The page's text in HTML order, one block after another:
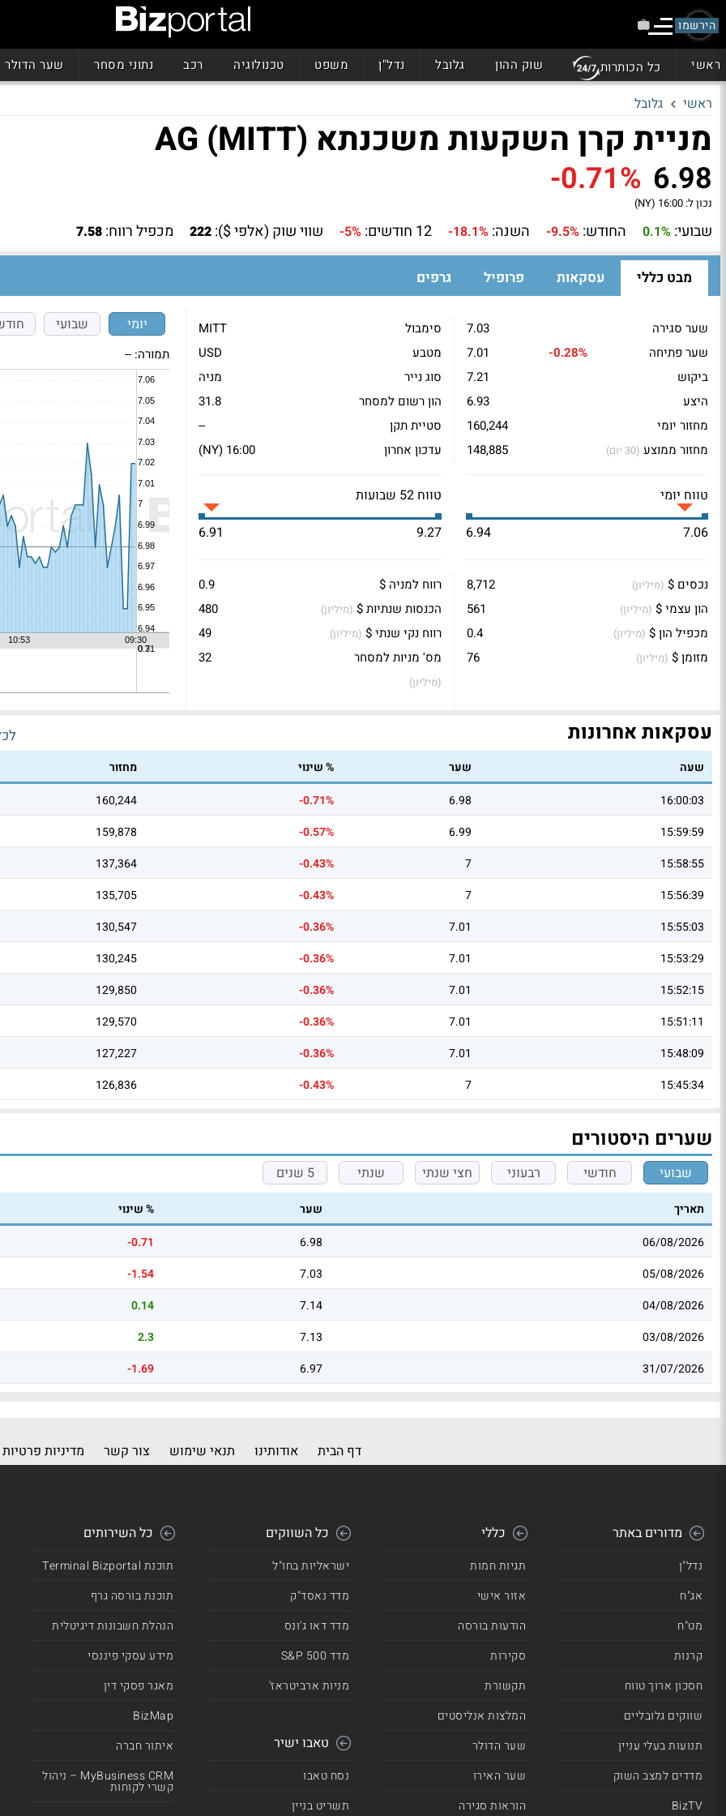
הירשמו
ראשי כל הכותרות שוק ההון גלובל נדל"ן משפט טכנולוגיה רכב נתוני מסחר שער הדולר
ראשי גלובל
מניית קרן השקעות משכנתא AG (MITT)
6.98
-0.71%
נכון ל: 16:00 (NY)
שבועי: 0.1% החודש: -9.5% השנה: -18.1% 12 חודשים: -5% שווי שוק (אלפי $): 222 מכפיל רווח: 7.58
מבט כללי עסקאות פרופיל גרפים
שער סגירה
7.03
שער פתיחה
-0.28%
7.01
ביקוש
7.21
היצע
6.93
מחזור יומי
160,244
מחזור ממוצע (30 יום) 148,885
סימבול
MITT
מטבע
USD
סוג נייר
מניה
הון רשום למסחר
31.8
סטיית תקן
--
עדכון אחרון
16:00 (NY)
טווח יומי
7.06
6.94
טווח 52 שבועות
9.27
6.91
נכסים $ (מיליון)
8,712
הון עצמי $ (מיליון)
561
מכפיל הון $ (מיליון)
0.4
מזומן $ (מיליון) 76
רווח למניה $
0.9
הכנסות שנתיות $ (מיליון)
480
רווח נקי שנתי $ (מיליון)
49
מס' מניות למסחר
(מיליון)
32
יומי שבועי
תמורה: --
עסקאות אחרונות
שעה שער % שינוי
מחזור
16:00:03
6.98
-0.71%
160,244
15:59:59
6.99
-0.57%
159,878
15:58:55
7
-0.43%
137,364
15:56:39
7
-0.43%
135,705
15:55:03
7.01
-0.36%
130,547
15:53:29
7.01
-0.36%
130,245
15:52:15
7.01
-0.36%
129,850
15:51:11
7.01
-0.36%
129,570
15:48:09
7.01
-0.36%
127,227
15:45:34
7
-0.43%
126,836
שערים היסטורים
שבועי חודשי רבעוני חצי שנתי שנתי 5 שנים
תאריך שער
% שינוי
06/08/2026
6.98
-0.71
05/08/2026
7.03
-1.54
04/08/2026
7.14
0.14
03/08/2026
7.13
2.3
31/07/2026
6.97
-1.69
דף הבית אודותינו תנאי שימוש צור קשר מדיניות פרטיות
מדורים באתר
נדל"ן
אג"ח
מט"ח
קרנות
חסכון ארוך טווח
שווקים גלובליים
תנועות בעלי עניין
מדדים למצב השוק
BizTV
כללי
תגיות חמות
אזור אישי
הודעות בורסה
סקירות
תקשורת
המלצות אנליסטים
שער הדולר
שער האירו
הוראות סגירה
כל השווקים
ישראליות בחו"ל
מדד נאסד"ק
מדד דאו ג'ונס
מדד 500 S&P
מניות ארביטראז'
טאבו ישיר
נסח טאבו
תשריט בניין
כל השירותים
תוכנת Terminal Bizportal
תוכנת בורסה גרף
הנהלת חשבונות דיגיטלית
מידע עסקי פיננסי
מאגר פסקי דין
BizMap
איתור חברה
MyBusiness CRM – ניהול
קשרי לקוחות